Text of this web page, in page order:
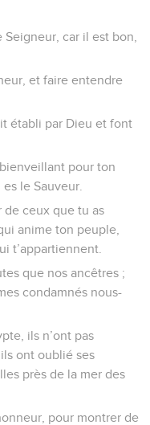
car il est bon,
et faire entendre
établi par Dieu et font
pour ton
le Sauveur.
de ceux que tu as
anime ton peuple,
t’appartiennent.
que nos ancêtres ;
condamnés nous-
ils n’ont pas
ont oublié ses
près de la mer des
pour montrer de